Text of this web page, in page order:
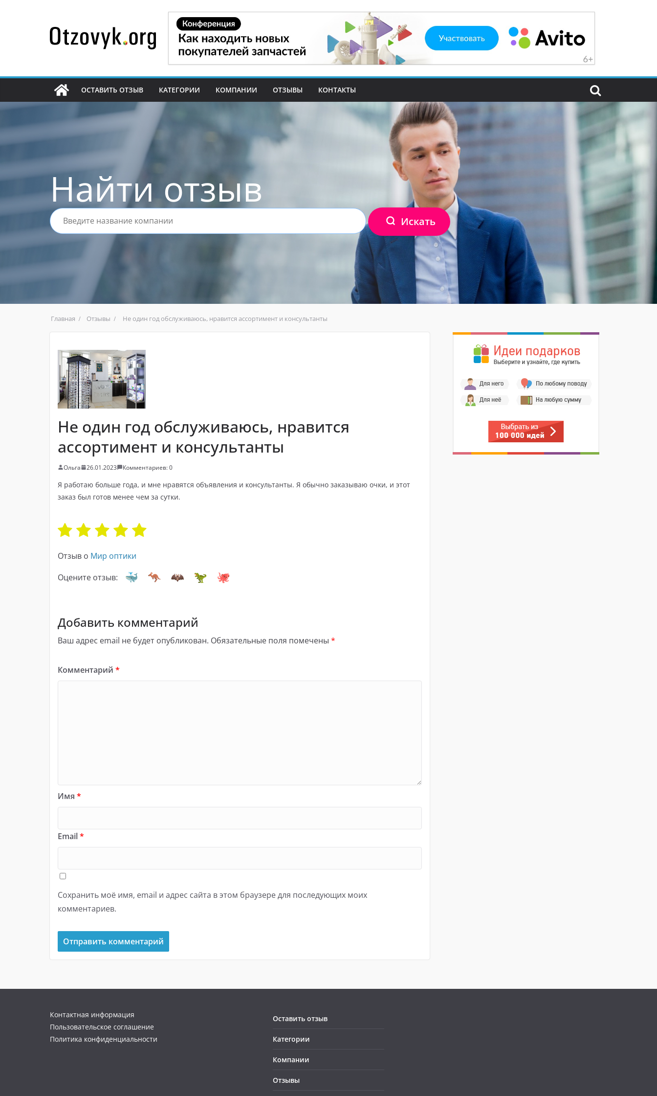
содержимому
ОСТАВИТЬ ОТЗЫВ КАТЕГОРИИ КОМПАНИИ ОТЗЫВЫ КОНТАКТЫ
Найти отзыв
Искать
Главная Отзывы Не один год обслуживаюсь, нравится ассортимент и консультанты
Не один год обслуживаюсь, нравится
ассортимент и консультанты
Ольга 26.01.2023 Комментариев: 0
Я работаю больше года, и мне нравятся объявления и консультанты. Я обычно заказываю очки, и этот
заказ был готов менее чем за сутки.
Отзыв о Мир оптики
Оцените отзыв:
Добавить комментарий
Ваш адрес email не будет опубликован. Обязательные поля помечены *
Комментарий *
Имя *
Email*
Сохранить моё имя, email и адрес сайта в этом браузере для последующих моих
комментариев.
Контактная информация
Пользовательское соглашение
Политика конфиденциальности
Оставить отзыв
Категории
Компании
Отзывы